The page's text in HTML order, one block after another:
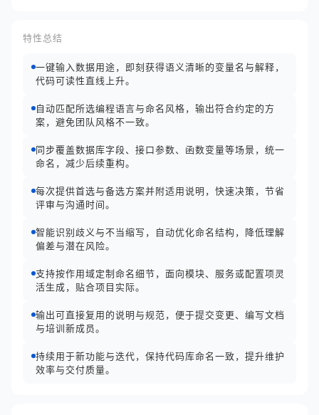
特性总结
一键输入数据用途，即刻获得语义清晰的变量名与解释，
代码可读性直线上升。
自动匹配所选编程语言与命名风格，输出符合约定的方
案，避免团队风格不一致。
同步覆盖数据库字段、接口参数、函数变量等场景，统一
命名，减少后续重构。
每次提供首选与备选方案并附适用说明，快速决策，节省
评审与沟通时间。
智能识别歧义与不当缩写，自动优化命名结构，降低理解
偏差与潜在风险。
支持按作用域定制命名细节，面向模块、服务或配置项灵
活生成，贴合项目实际。
输出可直接复用的说明与规范，便于提交变更、编写文档
与培训新成员。
持续用于新功能与迭代，保持代码库命名一致，提升维护
效率与交付质量。